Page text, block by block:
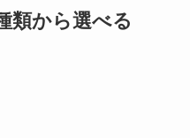
類から選べる